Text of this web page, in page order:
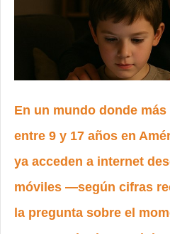
En un mundo donde
entre 9 y 17 años en
ya acceden a internet
móviles —según cifras
la pregunta sobre el